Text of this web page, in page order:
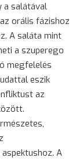
a salátával
orális fázishoz
A saláta mint
a szuperego
megfelelés
eszik
az
A